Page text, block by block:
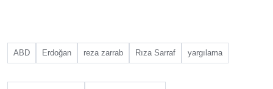
ABD Erdoğan reza zarrab Rıza Sarraf yargılama